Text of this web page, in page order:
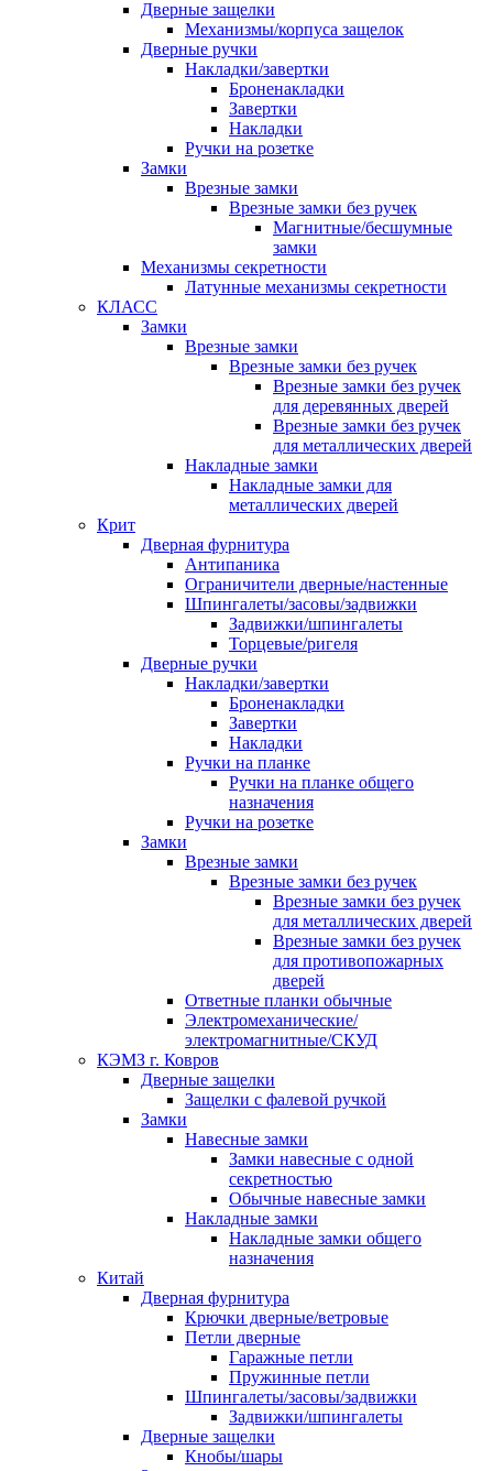
Дверные защелки
Механизмы/корпуса защелок
Дверные ручки
Накладки/завертки
Броненакладки
Завертки
Накладки
Ручки на розетке
Замки
Врезные замки
Врезные замки без ручек
Магнитные/бесшумные
замки
Механизмы секретности
Латунные механизмы секретности
КЛАСС
Замки
Врезные замки
Врезные замки без ручек
Врезные замки без ручек
для деревянных дверей
Врезные замки без ручек
для металлических дверей
Накладные замки
Накладные замки для
металлических дверей
Крит
Дверная фурнитура
Антипаника
Ограничители дверные/настенные
Шпингалеты/засовы/задвижки
Задвижки/шпингалеты
Торцевые/ригеля
Дверные ручки
Накладки/завертки
Броненакладки
Завертки
Накладки
Ручки на планке
Ручки на планке общего
назначения
Ручки на розетке
Замки
Врезные замки
Врезные замки без ручек
Врезные замки без ручек
для металлических дверей
Врезные замки без ручек
для противопожарных
дверей
Ответные планки обычные
Электромеханические/
электромагнитные/СКУД
КЭМЗ г. Ковров
Дверные защелки
Защелки с фалевой ручкой
Замки
Навесные замки
Замки навесные с одной
секретностью
Обычные навесные замки
Накладные замки
Накладные замки общего
назначения
Китай
Дверная фурнитура
Крючки дверные/ветровые
Петли дверные
Гаражные петли
Пружинные петли
Шпингалеты/засовы/задвижки
Задвижки/шпингалеты
Дверные защелки
Кнобы/шары